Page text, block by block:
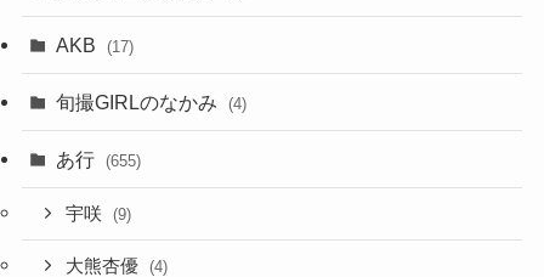
AKB (17)
旬撮GIRLのなかみ (4)
あ行 (655)
宇咲 (9)
大熊杏優 (4)